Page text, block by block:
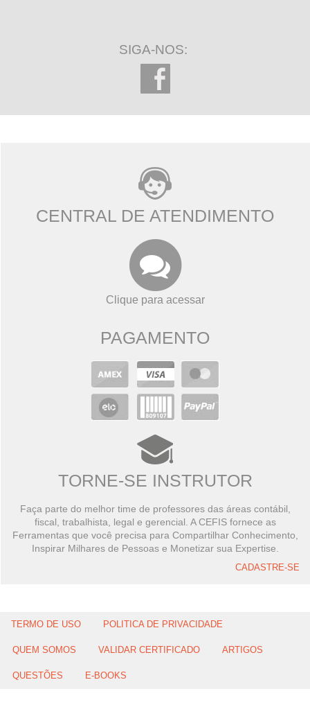
SIGA-NOS:
CENTRAL DE ATENDIMENTO
Clique para acessar
PAGAMENTO
TORNE-SE INSTRUTOR
Faça parte do melhor time de professores das áreas contábil,
fiscal, trabalhista, legal e gerencial. A CEFIS fornece as
Ferramentas que você precisa para Compartilhar Conhecimento,
Inspirar Milhares de Pessoas e Monetizar sua Expertise.
CADASTRE-SE
TERMO DE USO POLITICA DE PRIVACIDADE
QUEM SOMOS VALIDAR CERTIFICADO ARTIGOS
QUESTÕES E-BOOKS